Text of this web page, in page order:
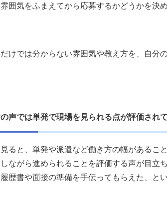
囲気をふまえてから応募するかどうかを決
けでは分からない雰囲気や教え方を、自分
声では単発で現場を見られる点が評価され
ると、単発や派遣など働き方の幅があるこ
ながら進められることを評価する声が目立
歴書や面接の準備を手伝ってもらえた、と